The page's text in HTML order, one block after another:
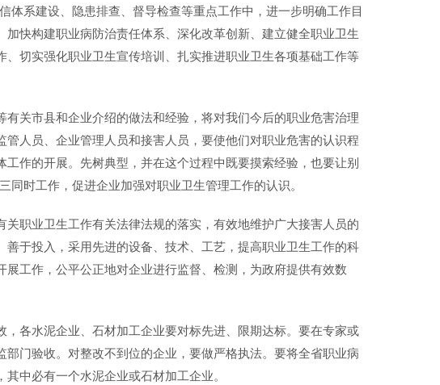
体系建设、隐患排查、督导检查等重点工作中，进一步明确工作目
快构建职业病防治责任体系、深化改革创新、建立健全职业卫生
切实强化职业卫生宣传培训、扎实推进职业卫生各项基础工作等
关市县和企业介绍的做法和经验，将对我们今后的职业危害治理
人员、企业管理人员和接害人员，要使他们对职业危害的认识程
作的开展。先树典型，并在这个过程中既要摸索经验，也要让别
同时工作，促进企业加强对职业卫生管理工作的认识。
职业卫生工作有关法律法规的落实，有效地维护广大接害人员的
于投入，采用先进的设备、技术、工艺，提高职业卫生工作的科
工作，公平公正地对企业进行监督、检测，为政府提供有效数
各水泥企业、石材加工企业要对标先进、限期达标。要在专家或
门验收。对整改不到位的企业，要做严格执法。要将全省职业病
中必有一个水泥企业或石材加工企业。